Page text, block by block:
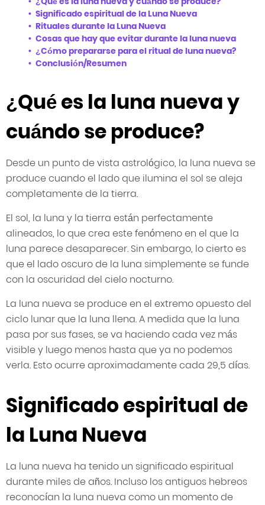
Significado espiritual de la Luna Nueva
Rituales durante la Luna Nueva
Cosas que hay que evitar durante la luna nueva
¿Cómo prepararse para el ritual de luna nueva?
Conclusión/Resumen
¿Qué es la luna nueva y
cuándo se produce?
Desde un punto de vista astrológico, la luna nueva se
produce cuando el lado que ilumina el sol se aleja
completamente de la tierra.
El sol, la luna y la tierra están perfectamente
alineados, lo que crea este fenómeno en el que la
luna parece desaparecer. Sin embargo, lo cierto es
que el lado oscuro de la luna simplemente se funde
con la oscuridad del cielo nocturno.
La luna nueva se produce en el extremo opuesto del
ciclo lunar que la luna llena. A medida que la luna
pasa por sus fases, se va haciendo cada vez más
visible y luego menos hasta que ya no podemos
verla. Esto ocurre aproximadamente cada 29,5 días.
Significado espiritual de
la Luna Nueva
La luna nueva ha tenido un significado espiritual
durante miles de años. Incluso los antiguos hebreos
reconocían la luna nueva como un momento de